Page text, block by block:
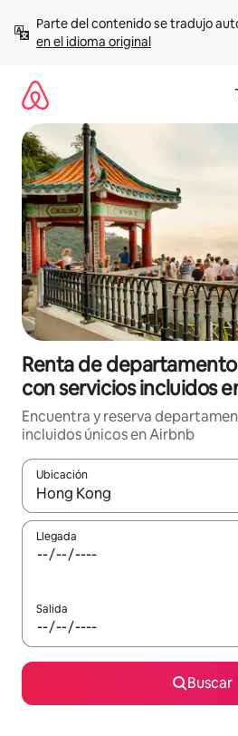
contenido
Parte del contenido se tradujo
en el idioma original
Renta de
con servicios incluidos
Encuentra y reserva
incluidos únicos en Airbnb
Ubicación
Cuando los resultados estén
Llegada
Salida
Buscar